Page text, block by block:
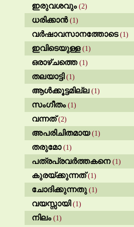
ഇരുവശവും(2)
ധരിക്കാൻ(1)
വർഷാവസാനത്തോടെ(1)
ഇവിടെയുള്ള(1)
ഒരാഴ്ചത്തെ(1)
തലയാട്ടി (1)
ആൾക്കൂട്ടമില്ല(1)
സംഗീതം(1)
വന്നത്(2)
അപരിചിതമായ(1)
തരുമോ(1)
പത്രപ്രവർത്തകനെ(1)
കുരയ്ക്കുന്നത്(1)
ചോദിക്കുന്നതു (1)
വയസ്സായി (1)
നിലം(1)